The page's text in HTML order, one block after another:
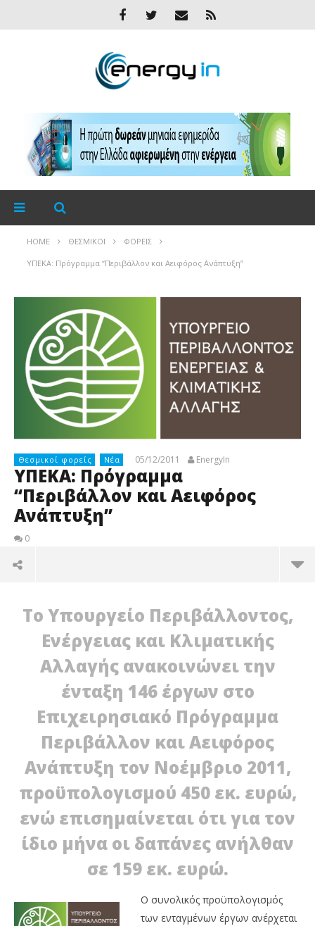
HOME ΘΕΣΜΙΚΟΊ ΦΟΡΕΊΣ
ΥΠΕΚΑ: Πρόγραμμα “Περιβάλλον και Αειφόρος Ανάπτυξη”
Θεσμικοί φορείς Νέα 05/12/2011 EnergyIn
ΥΠΕΚΑ: Πρόγραμμα
“Περιβάλλον και Αειφόρος
Ανάπτυξη”
0
NOW VIEWING
ΥΠΕΚΑ: Πρόγραμμα “Περιβάλλον και Αειφόρος
Ανάπτυξη”
05/12/2011
Το Υπουργείο Περιβάλλοντος,
Ενέργειας και Κλιματικής
Αλλαγής ανακοινώνει την
ένταξη 146 έργων στο
Επιχειρησιακό Πρόγραμμα
Περιβάλλον και Αειφόρος
Ανάπτυξη τον Νοέμβριο 2011,
προϋπολογισμού 450 εκ. ευρώ,
ενώ επισημαίνεται ότι για τον
ίδιο μήνα οι δαπάνες ανήλθαν
σε 159 εκ. ευρώ.
Ο συνολικός προϋπολογισμός
των ενταγμένων έργων ανέρχεται